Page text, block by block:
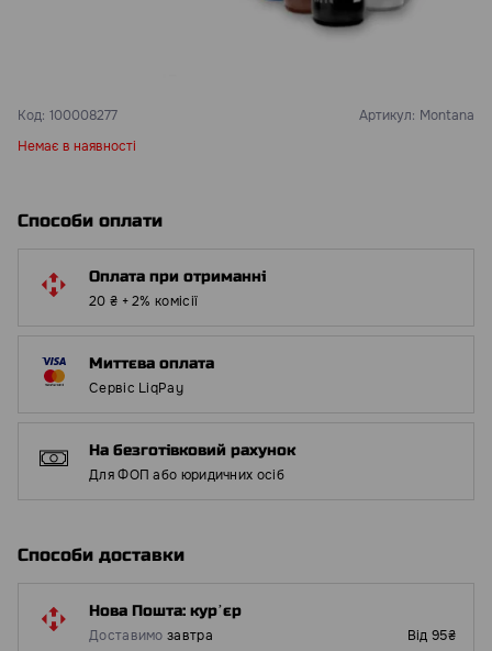
Код: 100008277 Артикул: Montana
Немає в наявності
Способи оплати
Оплата при отриманні
20 ₴ + 2% комісії
Миттєва оплата
Сервіс LiqPay
На безготівковий рахунок
Для ФОП або юридичних осіб
Способи доставки
Нова Пошта: курʼєр
Доставимо завтра Від 95₴